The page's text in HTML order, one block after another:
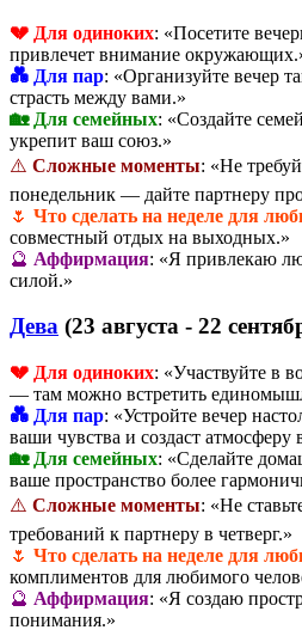
💔 Для одиноких: «Посетите
привлечет внимание
💑 Для пар: «Организуйте вечер
страсть между вами.»
🏡 Для семейных: «Создайте
укрепит ваш союз.»
⚠️ Сложные моменты: «Не
понедельник — дайте партнеру
🌷 Что сделать на неделе для
совместный отдых на выходных.»
🔮 Аффирмация: «Я привлекаю
силой.»
Дева (23 августа - 22
💔 Для одиноких: «Участвуйте в
— там можно встретить
💑 Для пар: «Устройте вечер
ваши чувства и создаст атмосферу
🏡 Для семейных: «Сделайте
ваше пространство более
⚠️ Сложные моменты: «Не
требований к партнеру в четверг.»
🌷 Что сделать на неделе для
комплиментов для любимого
🔮 Аффирмация: «Я создаю
понимания.»